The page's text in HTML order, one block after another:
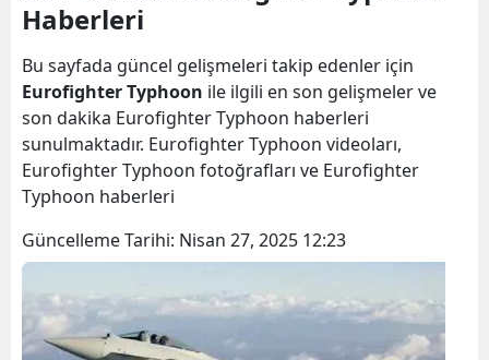
Haberleri
Bu sayfada güncel gelişmeleri takip edenler için
Eurofighter Typhoon ile ilgili en son gelişmeler ve
son dakika Eurofighter Typhoon haberleri
sunulmaktadır. Eurofighter Typhoon videoları,
Eurofighter Typhoon fotoğrafları ve Eurofighter
Typhoon haberleri
Güncelleme Tarihi: Nisan 27, 2025 12:23